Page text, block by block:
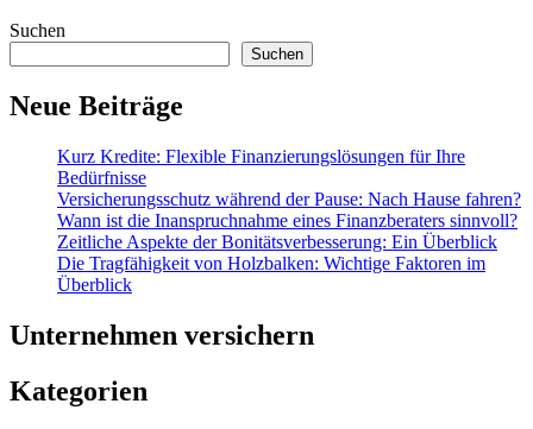
Suchen
Suchen
Neue Beiträge
Kurz Kredite: Flexible Finanzierungslösungen für Ihre
Bedürfnisse
Versicherungsschutz während der Pause: Nach Hause fahren?
Wann ist die Inanspruchnahme eines Finanzberaters sinnvoll?
Zeitliche Aspekte der Bonitätsverbesserung: Ein Überblick
Die Tragfähigkeit von Holzbalken: Wichtige Faktoren im
Überblick
Unternehmen versichern
Kategorien